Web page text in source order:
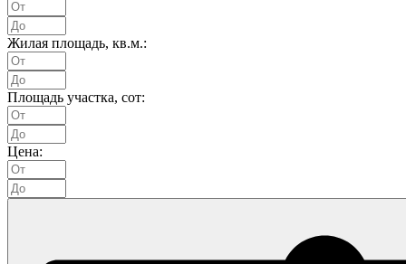
Жилая площадь, кв.м.:
Площадь участка, сот:
Цена: